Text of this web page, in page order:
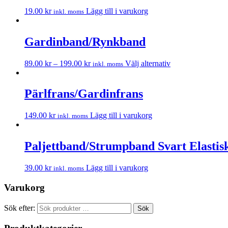
19.00 kr inkl. moms Lägg till i varukorg
Gardinband/Rynkband
89.00 kr– 199.00 kr inkl. moms Välj alternativ
Pärlfrans/Gardinfrans
149.00 kr inkl. moms Lägg till i varukorg
Paljettband/Strumpband Svart
39.00 kr inkl. moms Lägg till i varukorg
Varukorg
Sök efter: Sök